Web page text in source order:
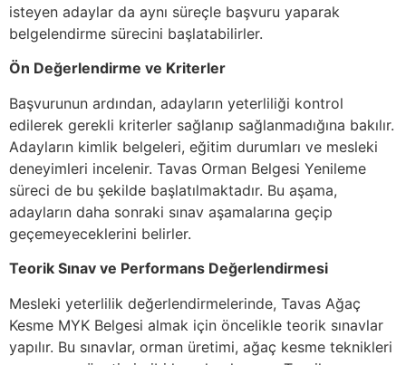
isteyen adaylar da aynı süreçle başvuru yaparak
belgelendirme sürecini başlatabilirler.
Ön Değerlendirme ve Kriterler
Başvurunun ardından, adayların yeterliliği kontrol
edilerek gerekli kriterler sağlanıp sağlanmadığına bakılır.
Adayların kimlik belgeleri, eğitim durumları ve mesleki
deneyimleri incelenir. Tavas Orman Belgesi Yenileme
süreci de bu şekilde başlatılmaktadır. Bu aşama,
adayların daha sonraki sınav aşamalarına geçip
geçemeyeceklerini belirler.
Teorik Sınav ve Performans Değerlendirmesi
Mesleki yeterlilik değerlendirmelerinde, Tavas Ağaç
Kesme MYK Belgesi almak için öncelikle teorik sınavlar
yapılır. Bu sınavlar, orman üretimi, ağaç kesme teknikleri